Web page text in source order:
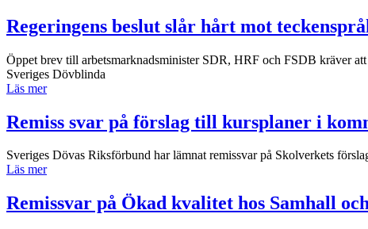
Regeringens beslut slår hårt mot
Öppet brev till arbetsmarknadsminister SDR, HRF och FSDB kräver
Sveriges Dövblinda
Läs mer
Remiss svar på förslag till kursplaner i
Sveriges Dövas Riksförbund har lämnat remissvar på Skolverkets
Läs mer
Remissvar på Ökad kvalitet hos Samhall